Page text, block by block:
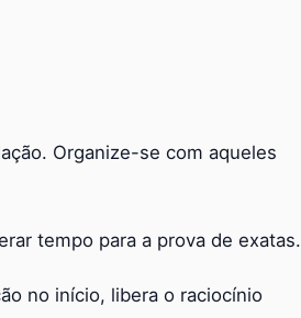
Organize-se com aqueles
tempo para a prova de exatas.
no início, libera o raciocínio